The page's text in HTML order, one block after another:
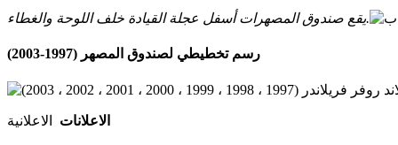
يقع صندوق المصهرات أسفل عجلة القيادة خلف اللوحة والغطاء.
رسم تخطيطي لصندوق المصهر (1997-2003)
الاعلانات الاعلانية